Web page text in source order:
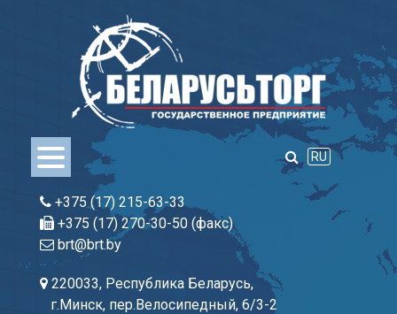
RU
+375 (17) 215-63-33
+375 (17) 270-30-50 (факс)
brt@brt.by
220033, Республика Беларусь,
г.Минск, пер.Велосипедный, 6/3-2